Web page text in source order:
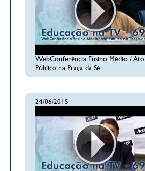
WebConferência Ensino Médio / Ato
Público na Praça da Sé
24/06/2015